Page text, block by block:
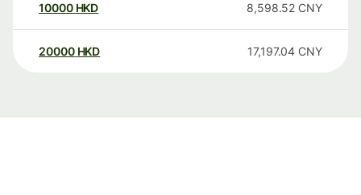
10000 HKD 8,598.52 CNY
20000 HKD 17,197.04 CNY